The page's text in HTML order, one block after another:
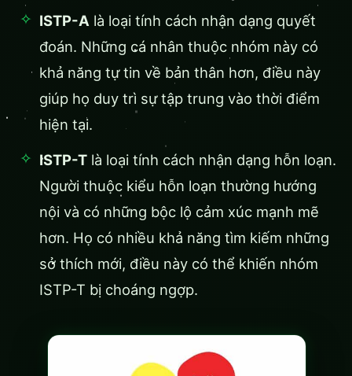
ISTP-A là loại tính cách nhận dạng quyết
đoán. Những cá nhân thuộc nhóm này có
khả năng tự tin về bản thân hơn, điều này
giúp họ duy trì sự tập trung vào thời điểm
hiện tại.
ISTP-T là loại tính cách nhận dạng hỗn loạn.
Người thuộc kiểu hỗn loạn thường hướng
nội và có những bộc lộ cảm xúc mạnh mẽ
hơn. Họ có nhiều khả năng tìm kiếm những
sở thích mới, điều này có thể khiến nhóm
ISTP-T bị choáng ngợp.